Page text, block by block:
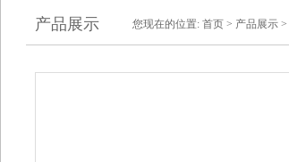
产品展示 您现在的位置: 首页 > 产品展示 >